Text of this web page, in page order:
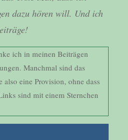
dazu hören will. Und ich
ich in meinen Beiträgen
Manchmal sind das
eine Provision, ohne dass
sind mit einem Sternchen